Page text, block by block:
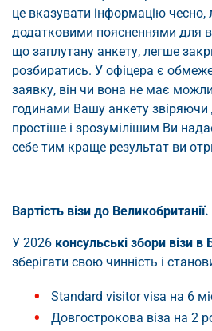
це вказувати інформацію чесно,
додатковими поясненнями для
що заплутану анкету, легше
розбиратись. У офіцера є
заявку, він чи вона не має
годинами Вашу анкету звіряючи
простіше і зрозумілішим Ви
себе тим краще результат ви
Вартість візи до Великобританії.
У 2026 консульські збори візи в
зберігати свою чинність і
Standard visitor visa на 6
Довгострокова віза на 2